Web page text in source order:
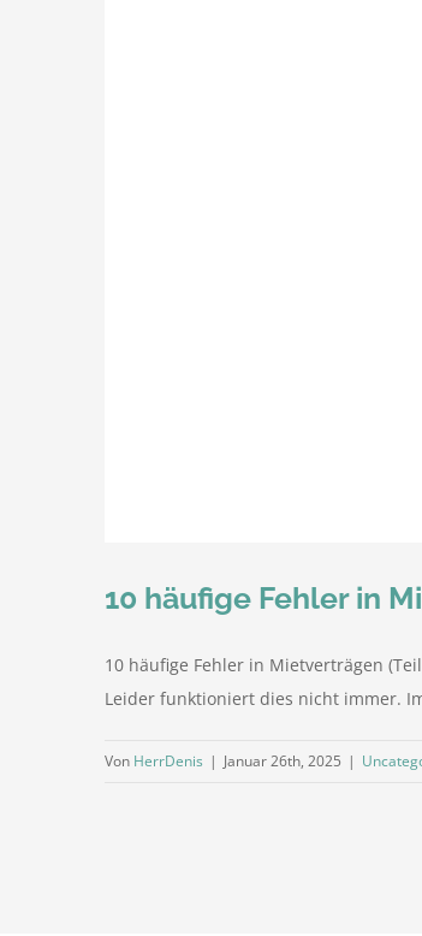
10 häufige Fehler in
10 häufige Fehler in Mietverträgen
Leider funktioniert dies nicht immer.
Von HerrDenis | Januar 26th, 2025 |